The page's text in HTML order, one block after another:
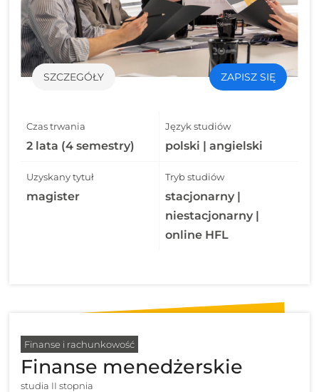
SZCZEGÓŁY ZAPISZ SIĘ
Czas trwania
2 lata (4 semestry)
Język studiów
polski | angielski
Uzyskany tytuł
magister
Tryb studiów
stacjonarny |
niestacjonarny |
online HFL
Finanse i rachunkowość
Finanse menedżerskie
studia II stopnia